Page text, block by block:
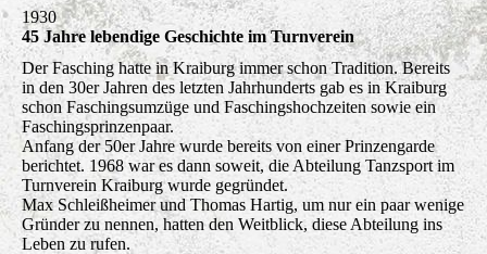
1930
45 Jahre lebendige Geschichte im Turnverein
Der Fasching hatte in Kraiburg immer schon Tradition. Bereits
in den 30er Jahren des letzten Jahrhunderts gab es in Kraiburg
schon Faschingsumzüge und Faschingshochzeiten sowie ein
Faschingsprinzenpaar.
Anfang der 50er Jahre wurde bereits von einer Prinzengarde
berichtet. 1968 war es dann soweit, die Abteilung Tanzsport im
Turnverein Kraiburg wurde gegründet.
Max Schleißheimer und Thomas Hartig, um nur ein paar wenige
Gründer zu nennen, hatten den Weitblick, diese Abteilung ins
Leben zu rufen.